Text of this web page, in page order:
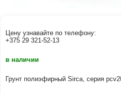
Цену узнавайте по телефону:
+375 29 321-52-13
в наличии
Грунт полиэфирный Sirca, серия